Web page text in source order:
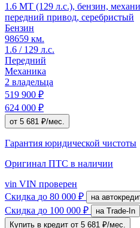
1.6 MT (129 л.с.), бензин,
передний привод, серебристый
Бензин
98659 км.
1.6 / 129 л.с.
Передний
Механика
2 владельца
519 900 ₽
624 000 ₽
от 5 681 ₽/мес.
Гарантия юридической чистоты
Оригинал ПТС в наличии
vin VIN проверен
Скидка до 80 000 ₽ на
Скидка до 100 000 ₽
на Trade-In
Купить в кредит от 5 681 ₽/мес.